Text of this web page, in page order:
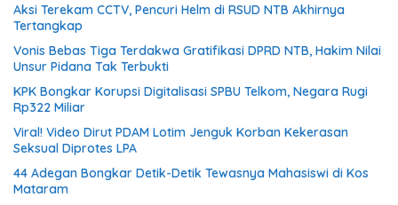
Aksi Terekam CCTV, Pencuri Helm di RSUD NTB Akhirnya
Tertangkap
Vonis Bebas Tiga Terdakwa Gratifikasi DPRD NTB, Hakim Nilai
Unsur Pidana Tak Terbukti
KPK Bongkar Korupsi Digitalisasi SPBU Telkom, Negara Rugi
Rp322 Miliar
Viral! Video Dirut PDAM Lotim Jenguk Korban Kekerasan
Seksual Diprotes LPA
44 Adegan Bongkar Detik-Detik Tewasnya Mahasiswi di Kos
Mataram